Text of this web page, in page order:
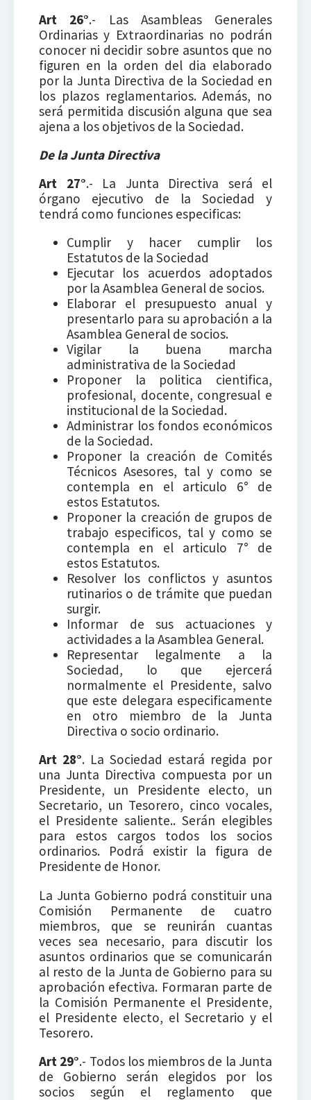
Art 26°.- Las Asambleas Generales
Ordinarias y Extraordinarias no podrán
conocer ni decidir sobre asuntos que no
figuren en la orden del dia elaborado
por la Junta Directiva de la Sociedad en
los plazos reglamentarios. Además, no
será permitida discusión alguna que sea
ajena a los objetivos de la Sociedad.
De la Junta Directiva
Art 27°.- La Junta Directiva será el
órgano ejecutivo de la Sociedad y
tendrá como funciones especificas:
Cumplir y hacer cumplir los
Estatutos de la Sociedad
Ejecutar los acuerdos adoptados
por la Asamblea General de socios.
Elaborar el presupuesto anual y
presentarlo para su aprobación a la
Asamblea General de socios.
Vigilar la buena marcha
administrativa de la Sociedad
Proponer la politica cientifica,
profesional, docente, congresual e
institucional de la Sociedad.
Administrar los fondos económicos
de la Sociedad.
Proponer la creación de Comités
Técnicos Asesores, tal y como se
contempla en el articulo 6° de
estos Estatutos.
Proponer la creación de grupos de
trabajo especificos, tal y como se
contempla en el articulo 7° de
estos Estatutos.
Resolver los conflictos y asuntos
rutinarios o de trámite que puedan
surgir.
Informar de sus actuaciones y
actividades a la Asamblea General.
Representar legalmente a la
Sociedad, lo que ejercerá
normalmente el Presidente, salvo
que este delegara especificamente
en otro miembro de la Junta
Directiva o socio ordinario.
Art 28°. La Sociedad estará regida por
una Junta Directiva compuesta por un
Presidente, un Presidente electo, un
Secretario, un Tesorero, cinco vocales,
el Presidente saliente.. Serán elegibles
para estos cargos todos los socios
ordinarios. Podrá existir la figura de
Presidente de Honor.
La Junta Gobierno podrá constituir una
Comisión Permanente de cuatro
miembros, que se reunirán cuantas
veces sea necesario, para discutir los
asuntos ordinarios que se comunicarán
al resto de la Junta de Gobierno para su
aprobación efectiva. Formaran parte de
la Comisión Permanente el Presidente,
el Presidente electo, el Secretario y el
Tesorero.
Art 29°.- Todos los miembros de la Junta
de Gobierno serán elegidos por los
socios según el reglamento que